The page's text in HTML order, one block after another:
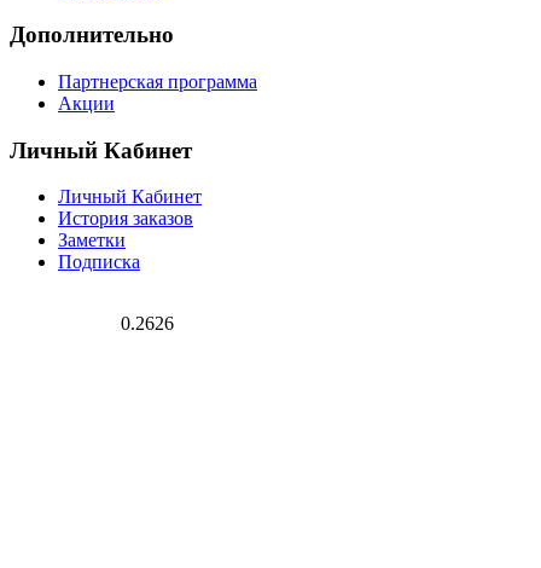
Дополнительно
Партнерская программа
Акции
Личный Кабинет
Личный Кабинет
История заказов
Заметки
Подписка
0.2626